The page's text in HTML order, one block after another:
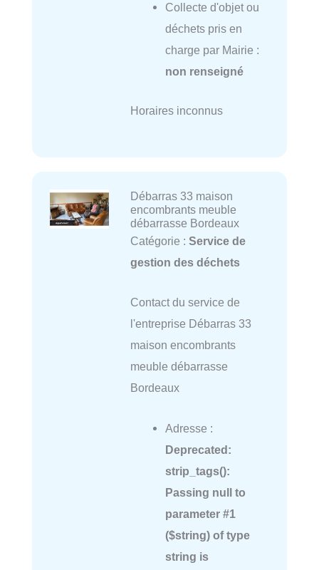
Collecte d'objet ou
déchets pris en
charge par Mairie :
non renseigné
Horaires inconnus
Débarras 33 maison
encombrants meuble
débarrasse Bordeaux
Catégorie : Service de
gestion des déchets
Contact du service de
l'entreprise Débarras 33
maison encombrants
meuble débarrasse
Bordeaux
Adresse :
Deprecated:
strip_tags():
Passing null to
parameter #1
($string) of type
string is